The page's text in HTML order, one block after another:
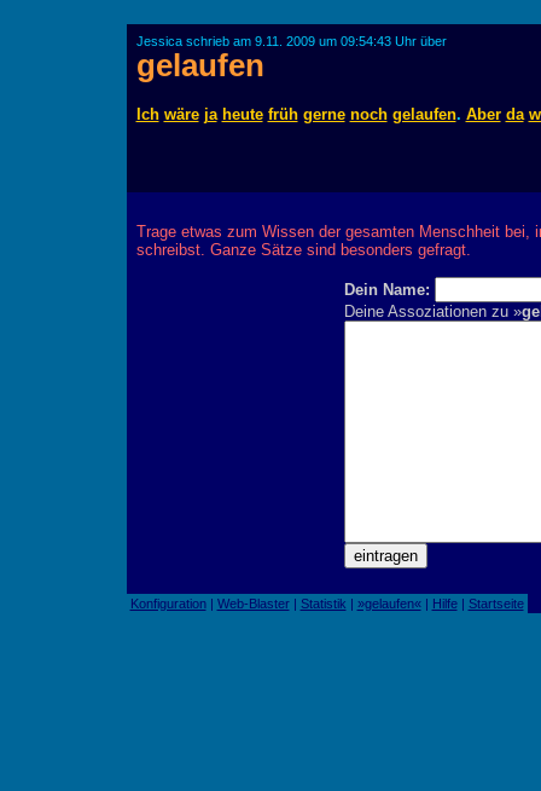
Jessica schrieb am 9.11. 2009 um 09:54:43 Uhr über
gelaufen
Ich wäre ja heute früh gerne noch gelaufen. Aber da
Trage etwas zum Wissen der gesamten Menschheit bei,
schreibst. Ganze Sätze sind besonders gefragt.
Dein Name:
Deine Assoziationen zu »
Konfiguration| Web-Blaster| Statistik | »gelaufen«| Hilfe| Startseite